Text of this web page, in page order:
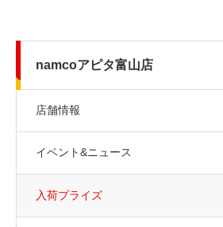
namcoアピタ富山店
店舗情報
イベント&ニュース
入荷プライズ